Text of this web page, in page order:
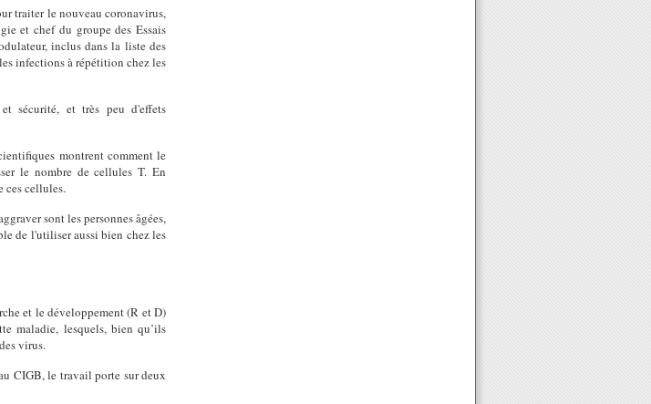
traiter le nouveau coronavirus,
et chef du groupe des Essais
inclus dans la liste des
infections à répétition chez les
sécurité, et très peu d'effets
montrent comment le
le nombre de cellules T. En
ces cellules.
sont les personnes âgées,
de l'utiliser aussi bien chez les
et le développement (R et D)
maladie, lesquels, bien qu’ils
virus.
CIGB, le travail porte sur deux